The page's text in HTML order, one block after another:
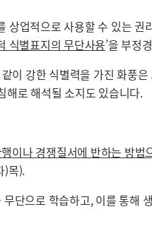
업적으로 사용할 수 있는 권
식별표지의 무단사용’을 부정
이 강한 식별력을 가진 화풍
해로 해석될 소지도 있습니다.
이나 경쟁질서에 반하는 방
)목).
단으로 학습하고, 이를 통해